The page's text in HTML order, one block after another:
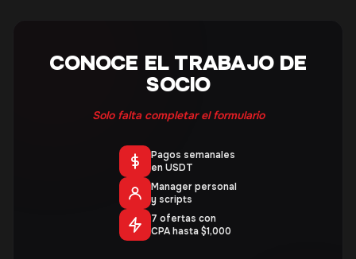
CONOCE EL TRABAJO DE
SOCIO
Solo falta completar el formulario
Pagos semanales
en USDT
Manager personal
y scripts
7 ofertas con
CPA hasta $1,000